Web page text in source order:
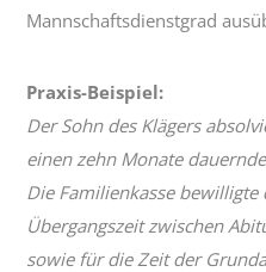
Mannschaftsdienstgrad
Praxis-Beispiel:
Der Sohn des Klägers
einen zehn Monate
Die Familienkasse
Übergangszeit zwischen
sowie für die Zeit der